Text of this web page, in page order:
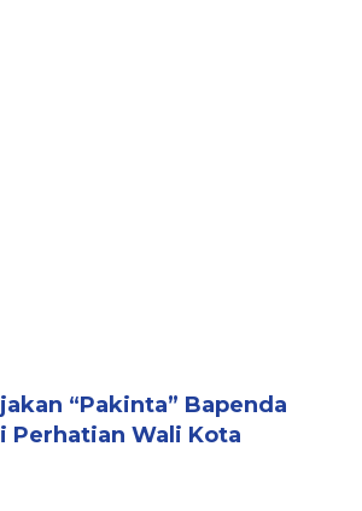
“Pakinta” Bapenda
Perhatian Wali Kota